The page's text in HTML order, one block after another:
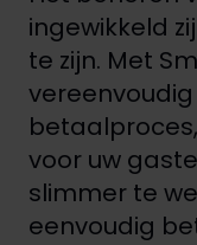
ingewikkeld
te zijn. Met
voor uw
slimmer te
eenvoudig